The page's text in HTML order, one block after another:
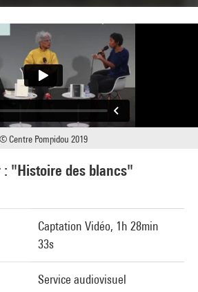
"Histoire des blancs"
Captation Vidéo, 1h 28min
33s
Service audiovisuel
© Centre Pompidou 2019